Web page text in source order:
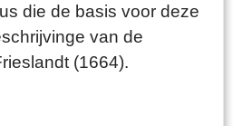
die de basis voor deze
van de
(1664).